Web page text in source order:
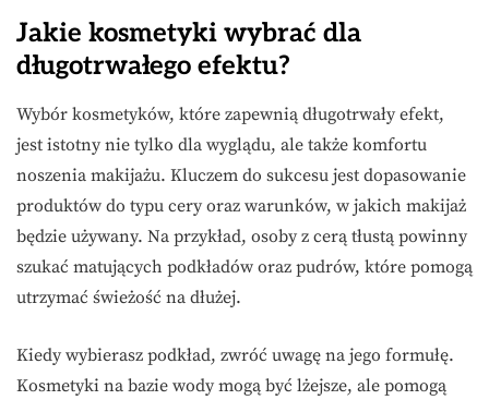
Jakie kosmetyki wybrać dla
długotrwałego efektu?
Wybór kosmetyków, które zapewnią długotrwały efekt,
jest istotny nie tylko dla wyglądu, ale także komfortu
noszenia makijażu. Kluczem do sukcesu jest dopasowanie
produktów do typu cery oraz warunków, w jakich makijaż
będzie używany. Na przykład, osoby z cerą tłustą powinny
szukać matujących podkładów oraz pudrów, które pomogą
utrzymać świeżość na dłużej.
Kiedy wybierasz podkład, zwróć uwagę na jego formułę.
Kosmetyki na bazie wody mogą być lżejsze, ale pomogą